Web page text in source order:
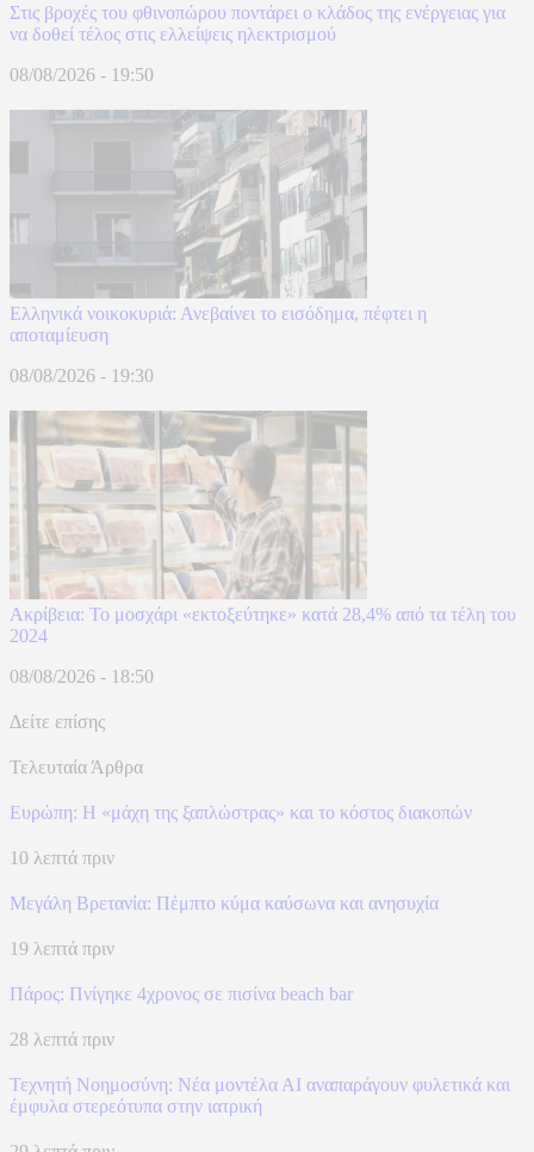
Στις βροχές του φθινοπώρου ποντάρει ο κλάδος της ενέργειας για
να δοθεί τέλος στις ελλείψεις ηλεκτρισμού
08/08/2026 - 19:50
Ελληνικά νοικοκυριά: Ανεβαίνει το εισόδημα, πέφτει η
αποταμίευση
08/08/2026 - 19:30
Ακρίβεια: Το μοσχάρι «εκτοξεύτηκε» κατά 28,4% από τα τέλη του
2024
08/08/2026 - 18:50
Δείτε επίσης
Τελευταία Άρθρα
Ευρώπη: H «μάχη της ξαπλώστρας» και το κόστος διακοπών
10 λεπτά πριν
Μεγάλη Βρετανία: Πέμπτο κύμα καύσωνα και ανησυχία
19 λεπτά πριν
Πάρος: Πνίγηκε 4χρονος σε πισίνα beach bar
28 λεπτά πριν
Τεχνητή Νοημοσύνη: Νέα μοντέλα ΑΙ αναπαράγουν φυλετικά και
έμφυλα στερεότυπα στην ιατρική